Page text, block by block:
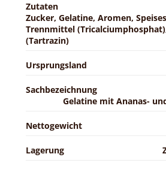
Zutaten
Zucker, Gelatine, Aromen,
Trennmittel
(Tartrazin)
Ursprungsland
Sachbezeichnung
Gelatine mit Ananas-
Nettogewicht
Lagerung